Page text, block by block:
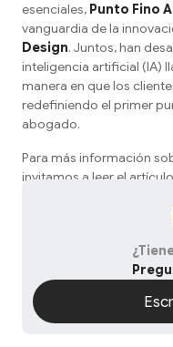
esenciales, Punto Fino
vanguardia de la
Design. Juntos, han
inteligencia artificial (IA)
manera en que los
redefiniendo el primer
abogado.
Para más información
invitamos a leer el